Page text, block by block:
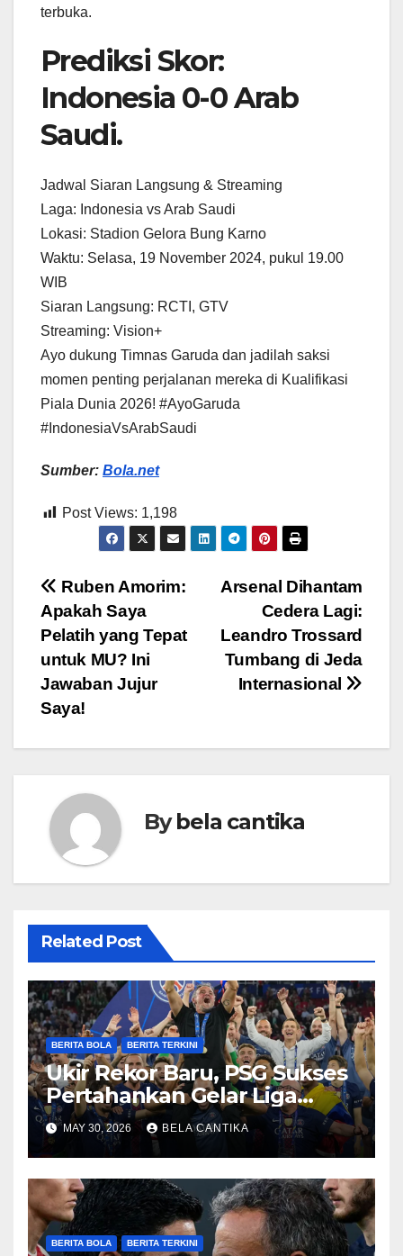
terbuka.
Prediksi Skor:
Indonesia 0-0 Arab
Saudi.
Jadwal Siaran Langsung & Streaming
Laga: Indonesia vs Arab Saudi
Lokasi: Stadion Gelora Bung Karno
Waktu: Selasa, 19 November 2024, pukul 19.00
WIB
Siaran Langsung: RCTI, GTV
Streaming: Vision+
Ayo dukung Timnas Garuda dan jadilah saksi
momen penting perjalanan mereka di Kualifikasi
Piala Dunia 2026! #AyoGaruda
#IndonesiaVsArabSaudi
Sumber: Bola.net
Post Views: 1,198
Post
navigation
Arsenal Dihantam
Cedera Lagi:
Leandro Trossard
Tumbang di Jeda
Internasional
Ruben Amorim:
Apakah Saya
Pelatih yang Tepat
untuk MU? Ini
Jawaban Jujur
Saya!
Bybela cantika
Related Post
BERITA BOLA BERITA TERKINI
Ukir Rekor Baru, PSG Sukses
Pertahankan Gelar Liga
Champions
MAY 30, 2026 BELA CANTIKA
BERITA BOLA BERITA TERKINI